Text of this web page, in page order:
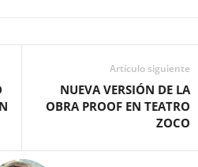
Artículo siguiente
NUEVA VERSIÓN DE LA
OBRA PROOF EN TEATRO
ZOCO